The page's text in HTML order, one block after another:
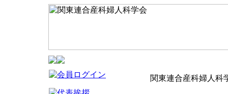
関東連合産科婦人科